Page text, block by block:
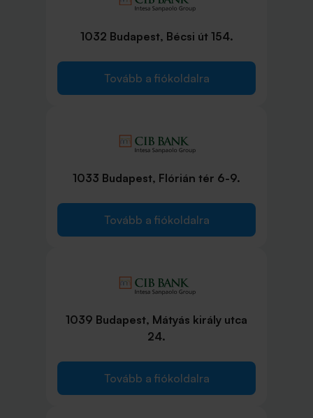
1032 Budapest, Bécsi út 154.
Tovább a fiókoldalra
1033 Budapest, Flórián tér 6-9.
Tovább a fiókoldalra
1039 Budapest, Mátyás király utca
24.
Tovább a fiókoldalra